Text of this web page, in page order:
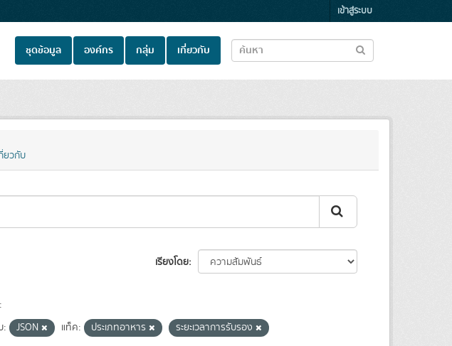
เข้าสู่ระบบ
ชุดข้อมูล องค์กร กลุ่ม เกี่ยวกับ
ยวกับ
เรียงโดย
: JSON แท็ค: ประเภทอาหาร ระยะเวลาการรับรอง